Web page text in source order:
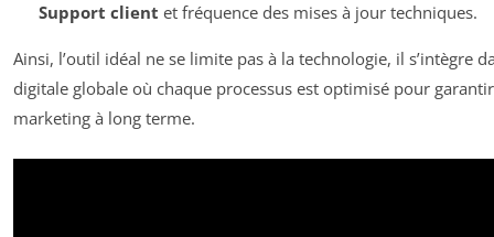
Support client et fréquence des mises à jour techniques.
Ainsi, l’outil idéal ne se limite pas à la technologie, il s’intègre
digitale globale où chaque processus est optimisé pour
marketing à long terme.